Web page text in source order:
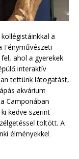
a
Fényművészeti
ahol a gyerekek
interaktív
tettünk látogatást,
akvárium
Camponában
kedve szerint
töltött. A
élményekkel